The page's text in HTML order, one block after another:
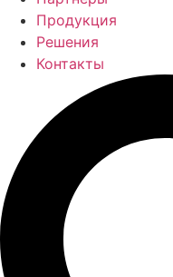
Продукция
Решения
Контакты